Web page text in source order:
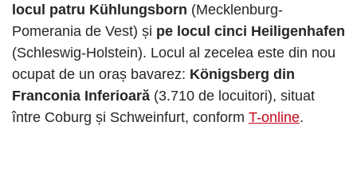
locul patru Kühlungsborn (Mecklenburg-
Pomerania de Vest) și pe locul cinci Heiligenhafen
(Schleswig-Holstein). Locul al zecelea este din nou
ocupat de un oraș bavarez: Königsberg din
Franconia Inferioară (3.710 de locuitori), situat
între Coburg și Schweinfurt, conform T-online.